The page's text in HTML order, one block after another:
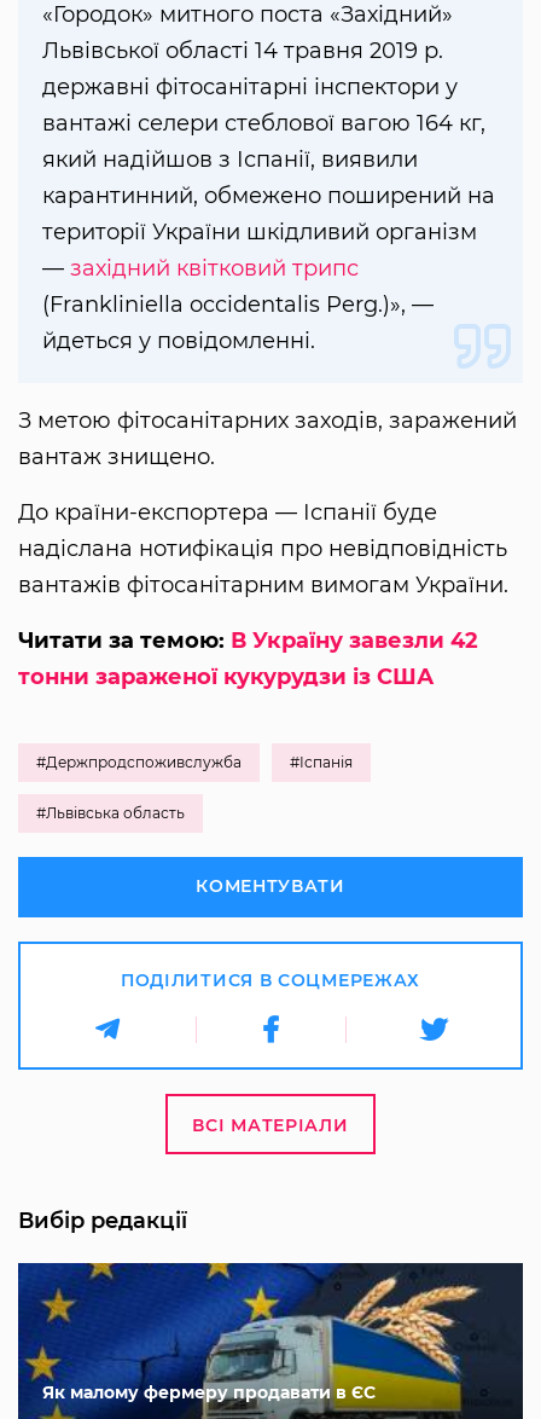
«Городок» митного поста «Західний»
Львівської області 14 травня 2019 р.
державні фітосанітарні інспектори у
вантажі селери стеблової вагою 164 кг,
який надійшов з Іспанії, виявили
карантинний, обмежено поширений на
території України шкідливий організм
— західний квітковий трипс
(Frankliniella occidentalis Perg.)», —
йдеться у повідомленні.
З метою фітосанітарних заходів, заражений
вантаж знищено.
До країни-експортера — Іспанії буде
надіслана нотифікація про невідповідність
вантажів фітосанітарним вимогам України.
Читати за темою: В Україну завезли 42
тонни зараженої кукурудзи із США
#Держпродспоживслужба #Іспанія
#Львівська область
КОМЕНТУВАТИ
ПОДІЛИТИСЯ В СОЦМЕРЕЖАХ
ВСІ МАТЕРІАЛИ
Вибір редакції
Як малому фермеру продавати в ЄС